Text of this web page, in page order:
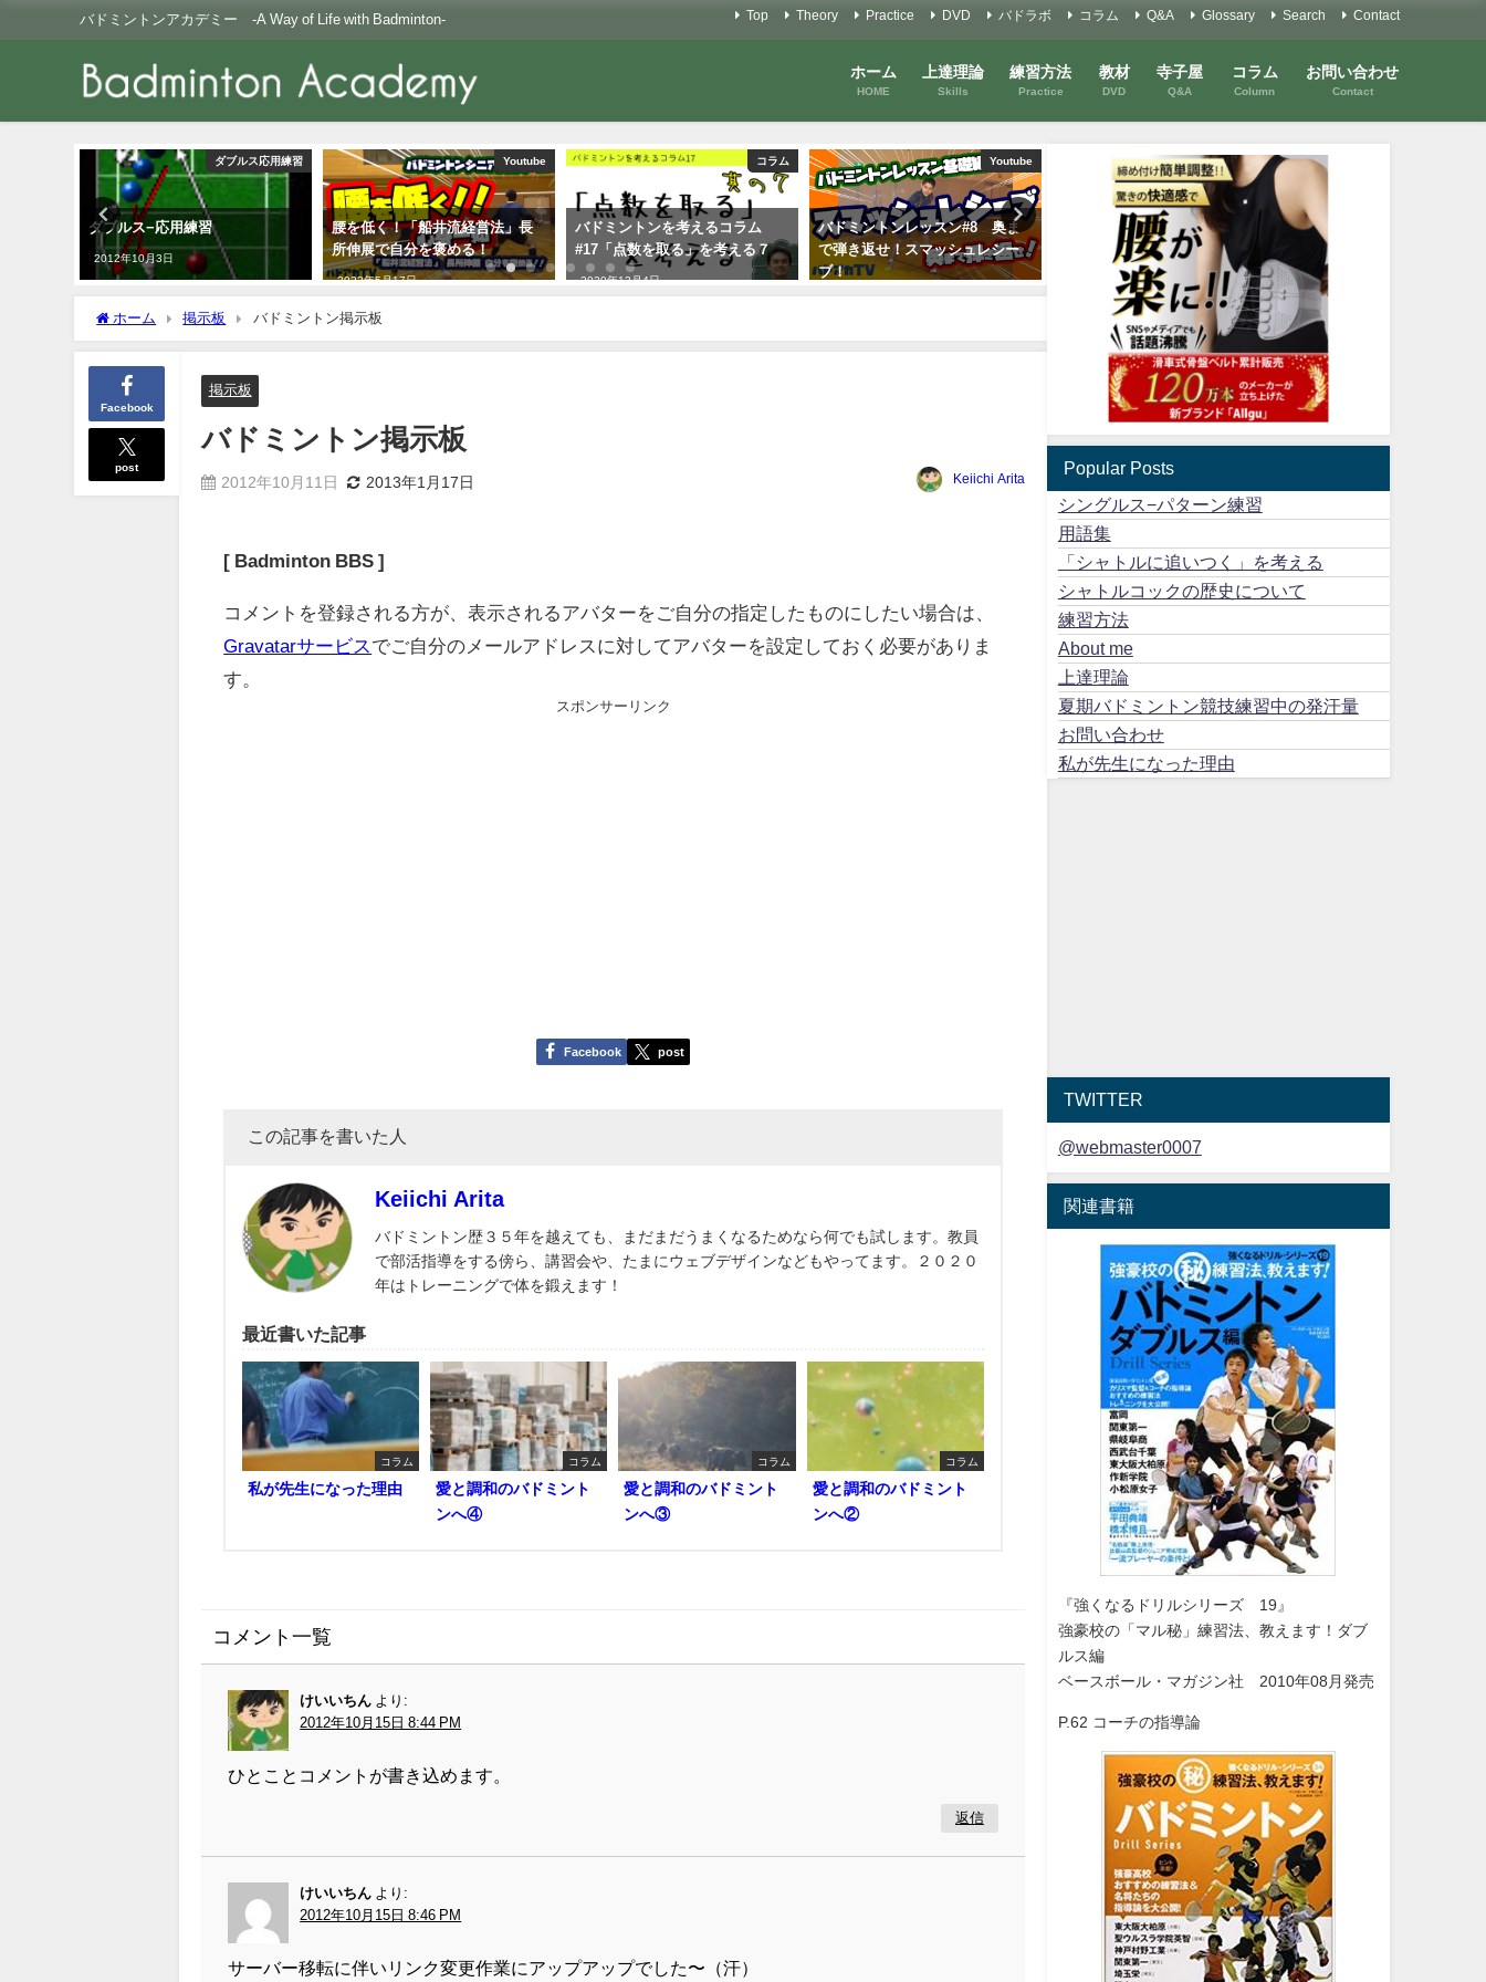
バドミントンアカデミー -A Way of Life with Badminton- Top Theory Practice DVD バドラボ コラム Q&A Glossary Search Contact
ホーム
HOME
上達理論
Skills
練習方法
Practice
教材
DVD
寺子屋
Q&A
コラム
Column
お問い合わせ
Contact
ダブルス応用練習
ダブルス−応用練習
2012年10月3日
Youtube
腰を低く！「船井流経営法」長
所伸展で自分を褒める！
2022年5月17日
コラム
バドミントンを考えるコラム
#17「点数を取る」を考える７
2020年12月4日
Youtube
バドミントンレッスン#8 奥ま
で弾き返せ！スマッシュレシー
ブ！
Youtube
【バックハンド】ブレないショ
ットの秘密！
2021年4月30日
力が抜けると
2023年9月26日
ホーム 掲示板 バドミントン掲示板
Facebook
post
掲示板
バドミントン掲示板
2012年10月11日 2013年1月17日 Keiichi Arita
[ Badminton BBS ]
コメントを登録される方が、表示されるアバターをご自分の指定したものにしたい場合は、
Gravatarサービス でご自分のメールアドレスに対してアバターを設定しておく必要がありま
す。
スポンサーリンク
Facebook post
この記事を書いた人
Keiichi Arita
バドミントン歴３５年を越えても、まだまだうまくなるためなら何でも試します。教員
で部活指導をする傍ら、講習会や、たまにウェブデザインなどもやってます。２０２０
年はトレーニングで体を鍛えます！
最近書いた記事
コラム
私が先生になった理由
コラム
愛と調和のバドミント
ンへ④
コラム
愛と調和のバドミント
ンへ③
コラム
愛と調和のバドミント
ンへ②
コメント一覧
けいいちん より:
2012年10月15日 8:44 PM
ひとことコメントが書き込めます。
返信
けいいちん より:
2012年10月15日 8:46 PM
サーバー移転に伴いリンク変更作業にアップアップでした〜（汗）
Popular Posts
シングルス−パターン練習
用語集
「シャトルに追いつく」を考える
シャトルコックの歴史について
練習方法
About me
上達理論
夏期バドミントン競技練習中の発汗量
お問い合わせ
私が先生になった理由
TWITTER
@webmaster0007
関連書籍
『強くなるドリルシリーズ 19』
強豪校の「マル秘」練習法、教えます！ダブ
ルス編
ベースボール・マガジン社 2010年08月発売
P.62 コーチの指導論